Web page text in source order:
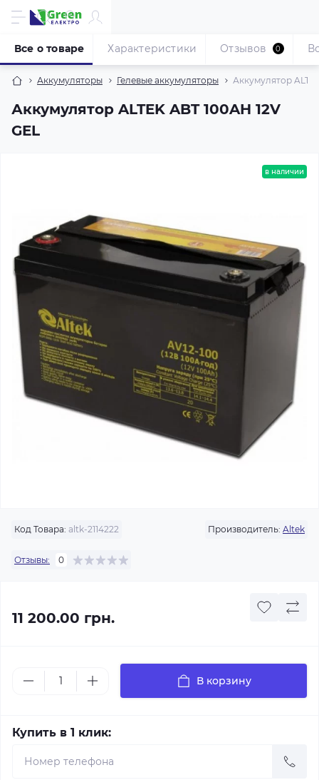
Аккумуляторы Гелевые аккумуляторы Аккумулятор
Аккумулятор ALTEK ABT 100AH 12V
GEL
Все о товаре Характеристики Отзывов 0
в наличии
Код Товара: altk-2114222 Производитель: Altek
Отзывы: 0
11 200.00 грн.
В корзину
Купить в 1 клик: